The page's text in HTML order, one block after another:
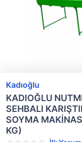
Kadıoğlu
KADIOĞLU
SEHBALI
SOYMA
KG)